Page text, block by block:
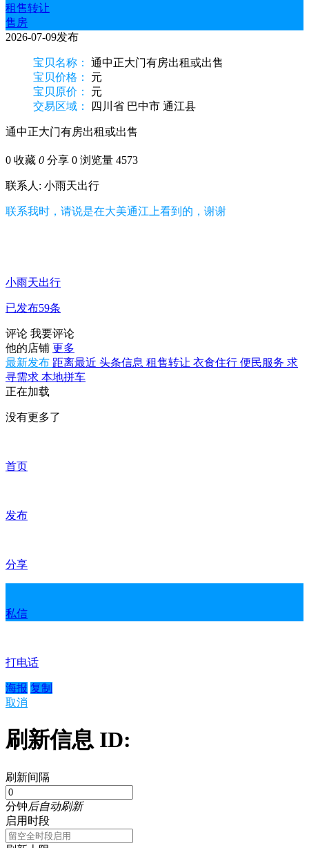
租售转让
售房
2026-07-09发布
宝贝名称：
通中正大门有房出租或出售
宝贝价格：
元
宝贝原价：
元
交易区域：
四川省 巴中市 通江县
通中正大门有房出租或出售
0 收藏 0 分享 0 浏览量 4573
联系人: 小雨天出行
联系我时，请说是在大美通江上看到的，谢谢
小雨天出行
已发布59条
评论 我要评论
他的店铺 更多
最新发布 距离最近 头条信息 租售转让 衣食住行 便民服务 求
寻需求 本地拼车
正在加载
没有更多了
首页
发布
分享
私信
打电话
海报 复制
取消
刷新信息 ID:
刷新间隔
分钟后自动刷新
启用时段